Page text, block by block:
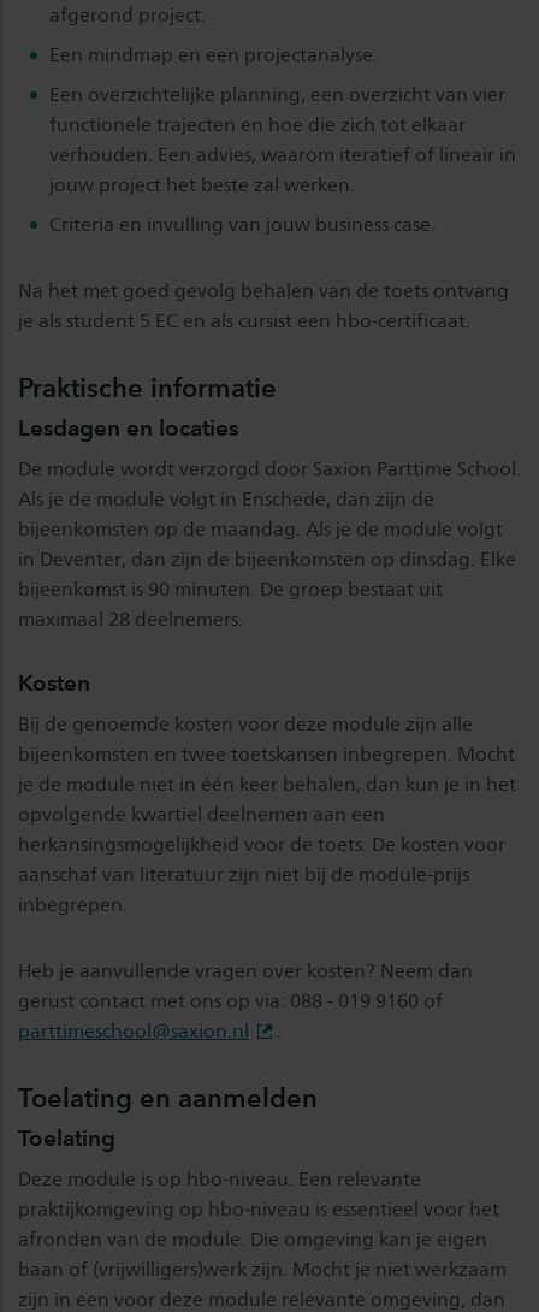
afgerond project.
Een mindmap en een projectanalyse.
Een overzichtelijke planning, een overzicht van vier
functionele trajecten en hoe die zich tot elkaar
verhouden. Een advies, waarom iteratief of lineair in
jouw project het beste zal werken.
Criteria en invulling van jouw business case.
Na het met goed gevolg behalen van de toets ontvang
je als student 5 EC en als cursist een hbo-certificaat.
Praktische informatie
Lesdagen en locaties
De module wordt verzorgd door Saxion Parttime School.
Als je de module volgt in Enschede, dan zijn de
bijeenkomsten op de maandag. Als je de module volgt
in Deventer, dan zijn de bijeenkomsten op dinsdag. Elke
bijeenkomst is 90 minuten. De groep bestaat uit
maximaal 28 deelnemers.
Kosten
Bij de genoemde kosten voor deze module zijn alle
bijeenkomsten en twee toetskansen inbegrepen. Mocht
je de module niet in één keer behalen, dan kun je in het
opvolgende kwartiel deelnemen aan een
herkansingsmogelijkheid voor de toets. De kosten voor
aanschaf van literatuur zijn niet bij de module-prijs
inbegrepen.
Heb je aanvullende vragen over kosten? Neem dan
gerust contact met ons op via: 088 - 019 9160 of
parttimeschool@saxion.nl
.
Toelating en aanmelden
Toelating
Deze module is op hbo-niveau. Een relevante
praktijkomgeving op hbo-niveau is essentieel voor het
afronden van de module. Die omgeving kan je eigen
baan of (vrijwilligers)werk zijn. Mocht je niet werkzaam
zijn in een voor deze module relevante omgeving, dan